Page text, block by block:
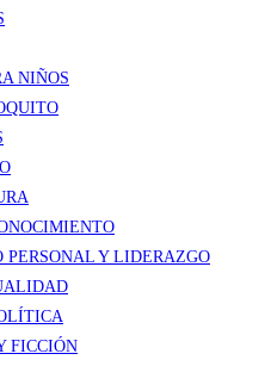
NIÑOS
PERSONAL Y LIDERAZGO
FICCIÓN